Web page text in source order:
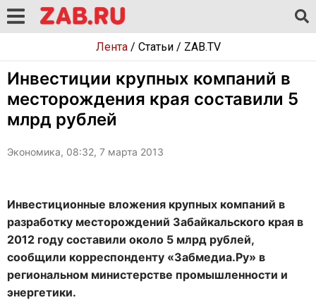
Лента/ Статьи/ ZAB.TV
Инвестиции крупных компаний в
месторождения края составили 5
млрд рублей
Экономика, 08:32, 7 марта 2013
Инвестиционные вложения крупных компаний в
разработку месторождений Забайкальского края в
2012 году составили около 5 млрд рублей,
сообщили корреспонденту «Забмедиа.Ру» в
региональном министерстве промышленности и
энергетики.